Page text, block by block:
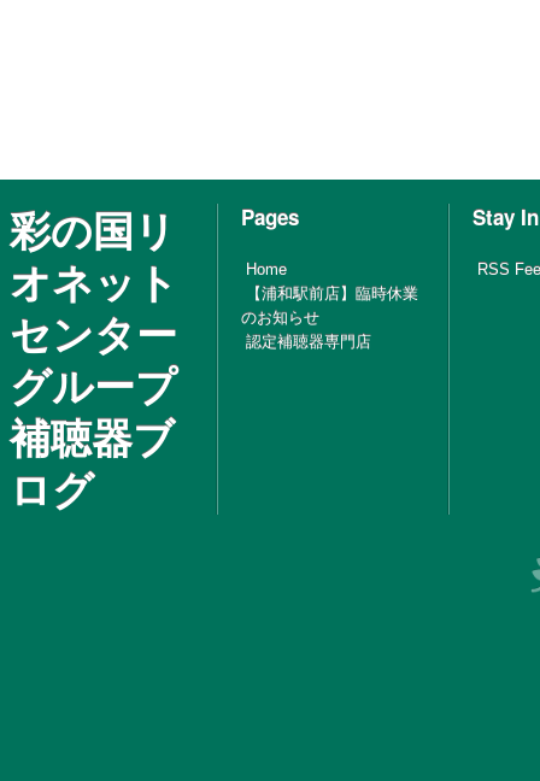
彩の国リ
オネット
センター
グループ
補聴器ブ
ログ
Pages
Home
【浦和駅前店】臨時休業
のお知らせ
認定補聴器専門店
Stay
RSS